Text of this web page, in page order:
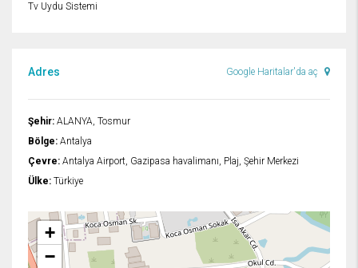
Tv Uydu Sistemi
Adres Google Haritalar'da aç
Şehir: ALANYA, Tosmur
Bölge: Antalya
Çevre: Antalya Airport, Gazipasa havalimanı, Plaj, Şehir Merkezi
Ülke: Türkiye
+
−